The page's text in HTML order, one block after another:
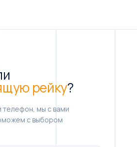
рейку?
телефон, мы с вами
с выбором